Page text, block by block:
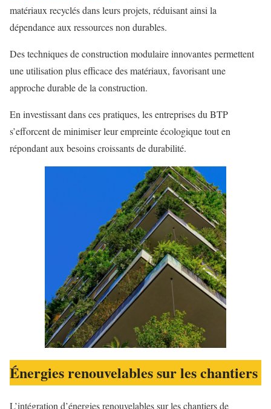
matériaux recyclés dans leurs projets, réduisant ainsi la
dépendance aux ressources non durables.
Des techniques de construction modulaire innovantes permettent
une utilisation plus efficace des matériaux, favorisant une
approche durable de la construction.
En investissant dans ces pratiques, les entreprises du BTP
s’efforcent de minimiser leur empreinte écologique tout en
répondant aux besoins croissants de durabilité.
Énergies renouvelables sur les chantiers
L’intégration d’énergies renouvelables sur les chantiers de